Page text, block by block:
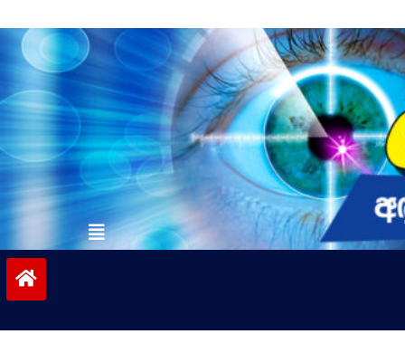
to
contentvinivida.lk